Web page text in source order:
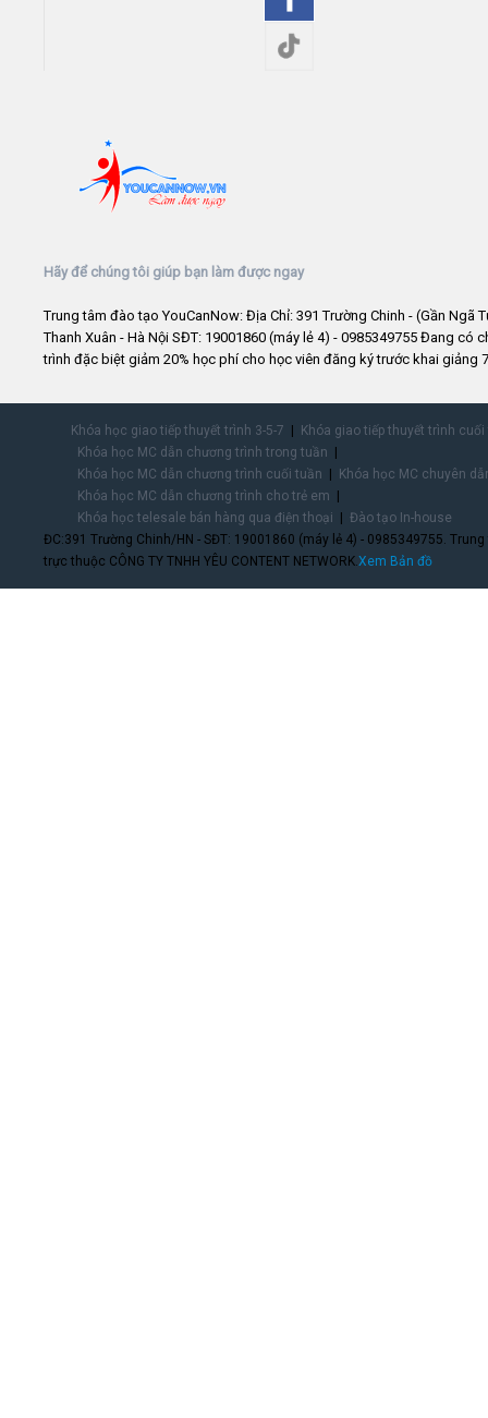
Hãy để chúng tôi giúp bạn làm được ngay
Trung tâm đào tạo YouCanNow: Địa Chỉ: 391 Trường Chinh - (Gần Ngã
Thanh Xuân - Hà Nội SĐT: 19001860 (máy lẻ 4) - 0985349755 Đang có
trình đặc biệt giảm 20% học phí cho học viên đăng ký trước khai giảng
Khóa học giao tiếp thuyết trình 3-5-7
Khóa giao tiếp thuyết trình
Khóa học MC dẫn chương trình trong tuần
Khóa học MC dẫn chương trình cuối tuần
Khóa học MC chuyên
Khóa học MC dẫn chương trình cho trẻ em
Khóa học telesale bán hàng qua điện thoại
Đào tạo In-house
ĐC:391 Trường Chinh/HN - SĐT: 19001860 (máy lẻ 4) - 0985349755.
trực thuộc CÔNG TY TNHH YÊU CONTENT NETWORK.Xem Bản đồ